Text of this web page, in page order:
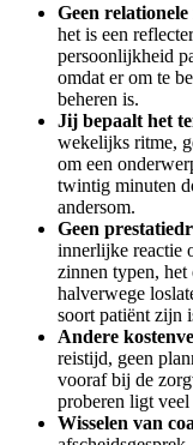
Geen
het is een
persoonlijkheid
omdat er om te
beheren is.
Jij bepaalt het
wekelijks ritme,
om een
twintig minuten
andersom.
Geen
innerlijke reactie
zinnen typen, het
halverwege
soort patiënt zijn
Andere
reistijd, geen
vooraf bij de
proberen ligt
Wisselen van